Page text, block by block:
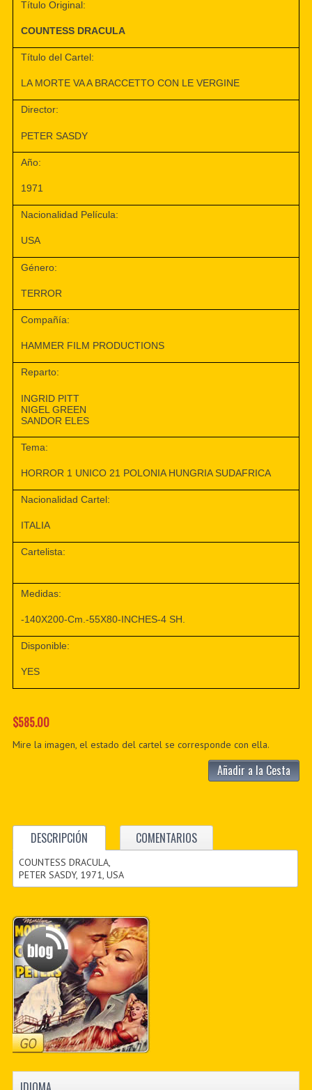
Título Original:
COUNTESS DRACULA
Título del Cartel:
LA MORTE VA A BRACCETTO CON LE VERGINE
Director:
PETER SASDY
Año:
1971
Nacionalidad Película:
USA
Género:
TERROR
Compañía:
HAMMER FILM PRODUCTIONS
Reparto:
INGRID PITT
NIGEL GREEN
SANDOR ELES
Tema:
HORROR 1 UNICO 21 POLONIA HUNGRIA SUDAFRICA
Nacionalidad Cartel:
ITALIA
Cartelista:
Medidas:
-140X200-Cm.-55X80-INCHES-4 SH.
Disponible:
YES
$585.00
Mire la imagen, el estado del cartel se corresponde con ella.
Añadir a la Cesta
DESCRIPCIÓN COMENTARIOS
COUNTESS DRACULA,
PETER SASDY, 1971, USA